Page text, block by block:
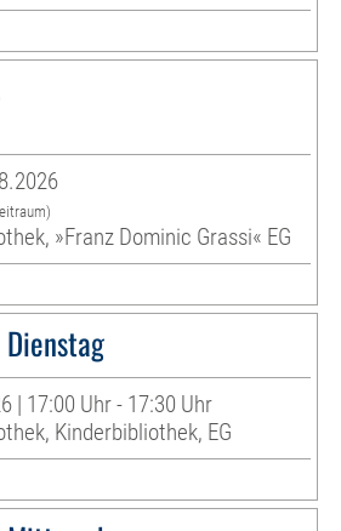
»Franz Dominic Grassi« EG
| 17:00 Uhr - 17:30 Uhr
Kinderbibliothek, EG